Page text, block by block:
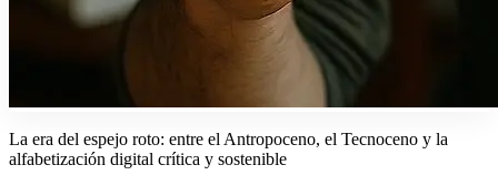
La era del espejo roto: entre el Antropoceno, el Tecnoceno y la
alfabetización digital crítica y sostenible